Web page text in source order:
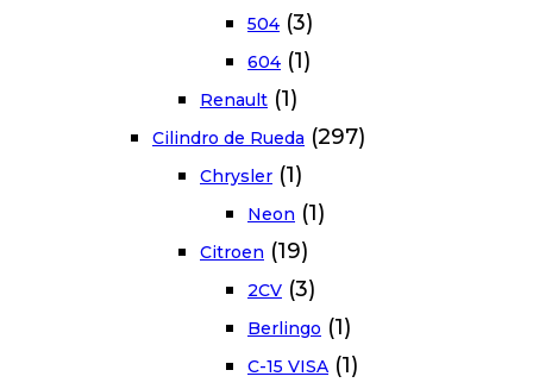
504 (3)
604 (1)
Renault (1)
Cilindro de Rueda (297)
Chrysler (1)
Neon (1)
Citroen (19)
2CV (3)
Berlingo (1)
C-15 VISA (1)